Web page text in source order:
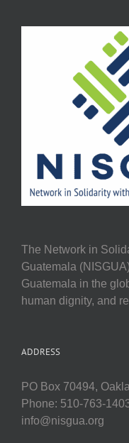
The Network in
Guatemala
Guatemala in the
human dignity, and
ADDRESS
PO Box 70494,
Phone: 510-763-
info@nisgua.org